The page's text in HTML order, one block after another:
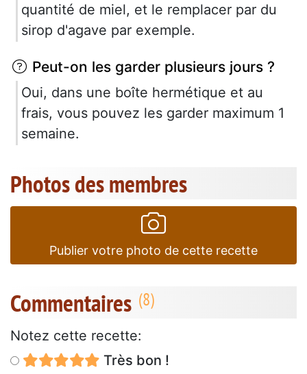
quantité de miel, et le remplacer par du
sirop d'agave par exemple.
Peut-on les garder plusieurs jours ?
Oui, dans une boîte hermétique et au
frais, vous pouvez les garder maximum 1
semaine.
Photos des membres
Publier votre photo de cette recette
Commentaires
Notez cette recette:
Très bon !